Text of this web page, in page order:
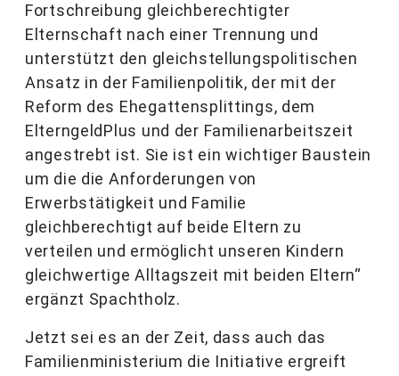
Fortschreibung gleichberechtigter
Elternschaft nach einer Trennung und
unterstützt den gleichstellungspolitischen
Ansatz in der Familienpolitik, der mit der
Reform des Ehegattensplittings, dem
ElterngeldPlus und der Familienarbeitszeit
angestrebt ist. Sie ist ein wichtiger Baustein
um die die Anforderungen von
Erwerbstätigkeit und Familie
gleichberechtigt auf beide Eltern zu
verteilen und ermöglicht unseren Kindern
gleichwertige Alltagszeit mit beiden Eltern“
ergänzt Spachtholz.
Jetzt sei es an der Zeit, dass auch das
Familienministerium die Initiative ergreift